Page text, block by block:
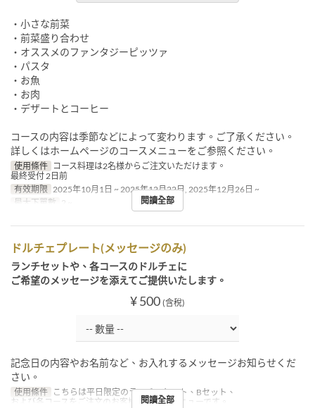
・小さな前菜
・前菜盛り合わせ
・オススメのファンタジーピッツァ
・パスタ
・お魚
・お肉
・デザートとコーヒー
コースの内容は季節などによって変わります。ご了承ください。
詳しくはホームページのコースメニューをご参照ください。
使用條件
コース料理は2名様からご注文いただけます。
最終受付 2日前
有效期限 2025年10月1日 ~ 2025年12月22日, 2025年12月26日 ~
最大下單數 2 ~ 閱讀全部
ドルチェプレート(メッセージのみ)
ランチセットや、各コースのドルチェに
ご希望のメッセージを添えてご提供いたします。
¥ 500 (含稅)
記念日の内容やお名前など、お入れするメッセージお知らせくだ
さい。
使用條件
こちらは平日限定のランチＡセット、Bセット、
および各コースをご注文のお客様への限定メニューです。
閱讀全部